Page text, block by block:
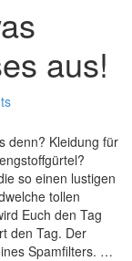
aus!
denn? Kleidung für
so einen lustigen
tollen
Euch den Tag
den Tag. Der
Spamfilters. …